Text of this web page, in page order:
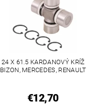
24 X 61.5 KARDANOVÝ KRÍŽ
BIZON, MERCEDES, RENAULT
€12,70